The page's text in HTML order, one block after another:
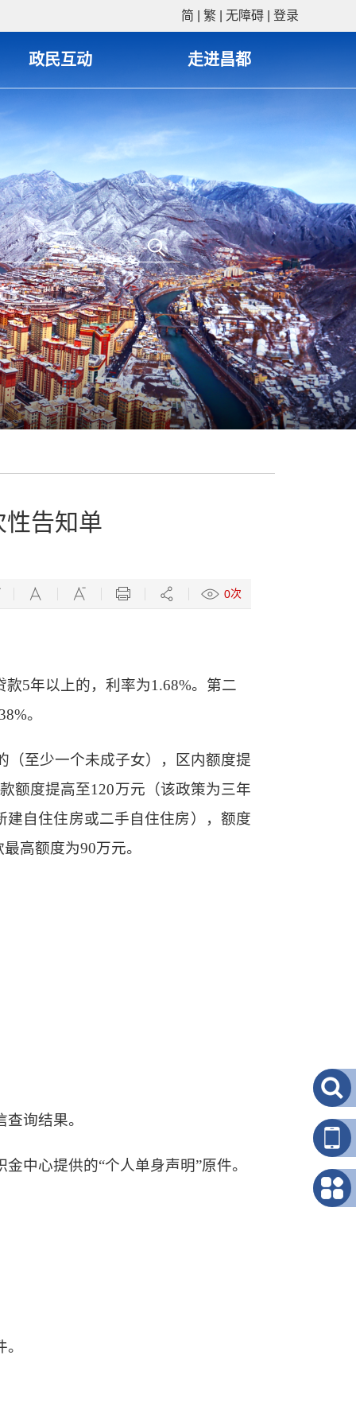
简 繁 无障碍 登录
政民互动 走进昌都
告知单
0次
5年以上的，利率为1.68%。第二
。
（至少一个未成子女），区内额度提
额度提高至120万元（该政策为三年
建自住住房或二手自住住房），额度
高额度为90万元。
询结果。
金中心提供的“个人单身声明”原件。